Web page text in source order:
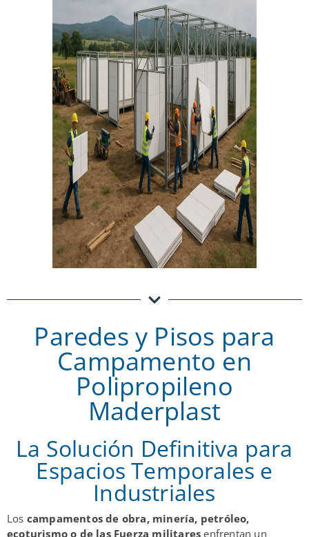
Paredes y Pisos para
Campamento en
Polipropileno
Maderplast
La Solución Definitiva para
Espacios Temporales e
Industriales
Los campamentos de obra, minería, petróleo,
ecoturismo o de las Fuerza militares enfrentan un